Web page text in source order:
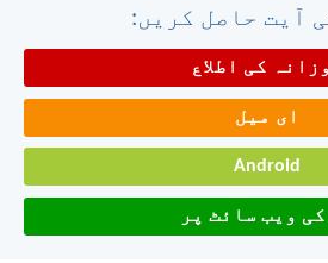
آیت حاصل کریں:
کی اطلاع
ای میل
Android
کی ویب سائٹ پر